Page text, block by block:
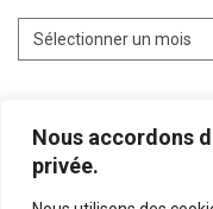
Nous accordons
privée.